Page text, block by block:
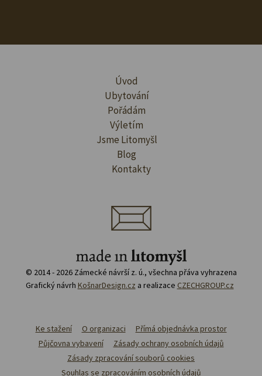
Úvod
Ubytování
Pořádám
Výletím
Jsme Litomyšl
Blog
Kontakty
© 2014 - 2026 Zámecké návrší z. ú., všechna přáva vyhrazena
Grafický návrh KošnarDesign.cz a realizace CZECHGROUP.cz
Ke stažení O organizaci
Přímá objednávka prostor
Půjčovna vybavení
Zásady ochrany osobních údajů
Zásady zpracování souborů cookies
Souhlas se zpracováním osobních údajů